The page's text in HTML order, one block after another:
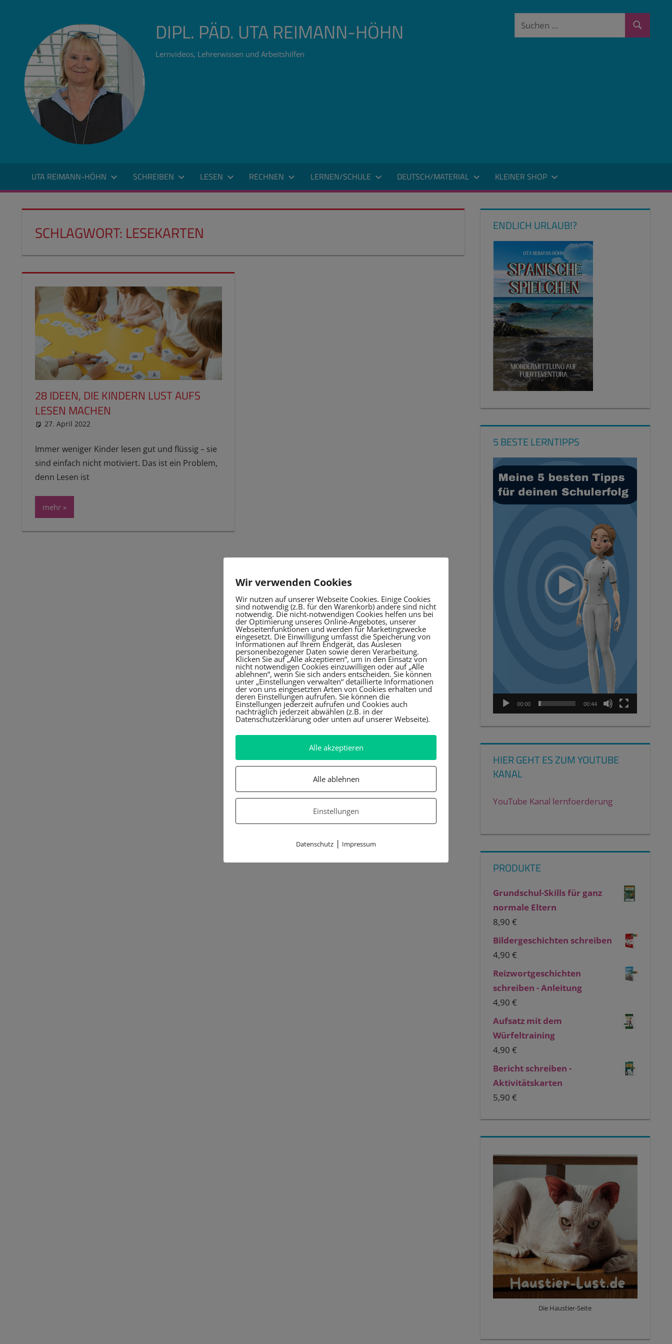
DIPL. PÄD. UTA REIMANN-HÖHN
Lernvideos, Lehrerwissen und Arbeitshilfen
Suchen
Suchen
UTA REIMANN-HÖHN SCHREIBEN LESEN RECHNEN LERNEN/SCHULE DEUTSCH/MATERIAL KLEINER SHOP
SCHLAGWORT: LESEKARTEN
28 IDEEN, DIE KINDERN LUST AUFS
LESEN MACHEN
27. April 2022
Immer weniger Kinder lesen gut und flüssig – sie
sind einfach nicht motiviert. Das ist ein Problem,
denn Lesen ist
mehr
ENDLICH URLAUB!?
5 BESTE LERNTIPPS
Video-
Player
00:00 00:44
HIER GEHT ES ZUM YOUTUBE
KANAL
YouTube Kanal lernfoerderung
PRODUKTE
Grundschul-Skills für ganz
normale Eltern
8,90€
Bildergeschichten schreiben
4,90€
Reizwortgeschichten
schreiben - Anleitung
4,90€
Aufsatz mit dem
Würfeltraining
4,90€
Bericht schreiben -
Aktivitätskarten
5,90€
Die Haustier-Seite
Wir verwenden Cookies
Wir nutzen auf unserer Webseite Cookies. Einige Cookies
sind notwendig (z.B. für den Warenkorb) andere sind nicht
notwendig. Die nicht-notwendigen Cookies helfen uns bei
der Optimierung unseres Online-Angebotes, unserer
Webseitenfunktionen und werden für Marketingzwecke
eingesetzt. Die Einwilligung umfasst die Speicherung von
Informationen auf Ihrem Endgerät, das Auslesen
personenbezogener Daten sowie deren Verarbeitung.
Klicken Sie auf „Alle akzeptieren“, um in den Einsatz von
nicht notwendigen Cookies einzuwilligen oder auf „Alle
ablehnen“, wenn Sie sich anders entscheiden. Sie können
unter „Einstellungen verwalten“ detaillierte Informationen
der von uns eingesetzten Arten von Cookies erhalten und
deren Einstellungen aufrufen. Sie können die
Einstellungen jederzeit aufrufen und Cookies auch
nachträglich jederzeit abwählen (z.B. in der
Datenschutzerklärung oder unten auf unserer Webseite).
Alle akzeptieren
Alle ablehnen
Einstellungen
Datenschutz | Impressum